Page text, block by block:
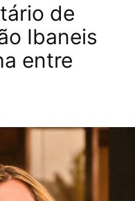
de
Ibaneis
entre